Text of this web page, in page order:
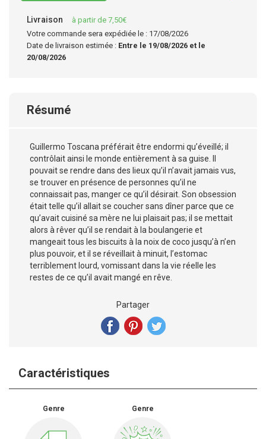
Livraison
à partir de 7,50€
Votre commande sera expédiée le : 17/08/2026
Date de livraison estimée : Entre le 19/08/2026 et le
20/08/2026
Résumé
Guillermo Toscana préférait être endormi qu’éveillé; il
contrôlait ainsi le monde entièrement à sa guise. Il
pouvait se rendre dans des lieux qu’il n’avait jamais vus,
se trouver en présence de personnes qu’il ne
connaissait pas, manger ce qu’il désirait. Son obsession
était telle qu’il allait se coucher sans dîner parce que ce
qu’avait cuisiné sa mère ne lui plaisait pas; il se mettait
alors à rêver qu’il se rendait à la boulangerie et
mangeait tous les biscuits à la noix de coco jusqu’à n’en
plus pouvoir, et il se réveillait à minuit, l’estomac
terriblement lourd, vomissant dans la vie réelle les
restes de ce qu’il avait mangé en rêve.
Partager
Caractéristiques
Genre Genre